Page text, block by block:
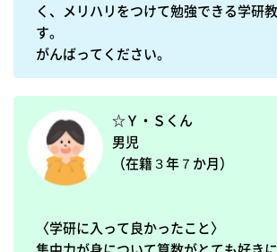
く、メリハリをつけて勉強できる学研
す。
がんばってください。
☆Ｙ・Ｓくん
男児
（在籍３年７か月）
〈学研に入って良かったこと〉